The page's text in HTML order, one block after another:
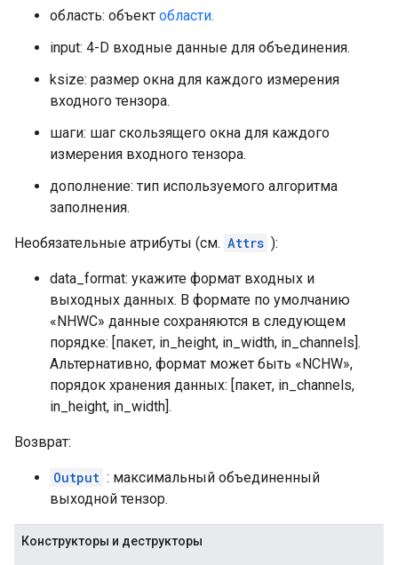
область: объект области.
input: 4-D входные данные для объединения.
ksize: размер окна для каждого измерения
входного тензора.
шаги: шаг скользящего окна для каждого
измерения входного тензора.
дополнение: тип используемого алгоритма
заполнения.
Необязательные атрибуты (см. Attrs ):
data_format: укажите формат входных и
выходных данных. В формате по умолчанию
«NHWC» данные сохраняются в следующем
порядке: [пакет, in_height, in_width, in_channels].
Альтернативно, формат может быть «NCHW»,
порядок хранения данных: [пакет, in_channels,
in_height, in_width].
Возврат:
Output : максимальный объединенный
выходной тензор.
Конструкторы и деструкторы